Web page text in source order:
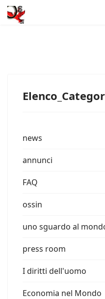
news
annunci
FAQ
ossin
uno sguardo al
press room
I diritti dell'uomo
Economia nel Mondo